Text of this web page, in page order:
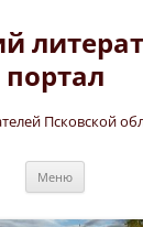
портал
Псковской
Меню